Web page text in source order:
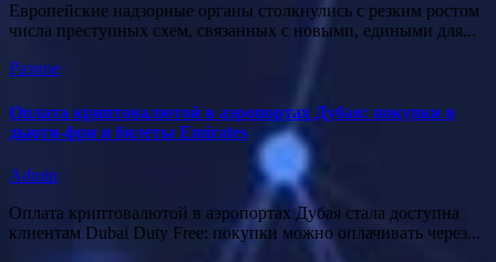
Европейские надзорные органы столкнулись с резким ростом
числа преступных схем, связанных с новыми, едиными для...
Разное
Оплата криптовалютой в аэропортах Дубая: покупки в
дьюти-фри и билеты Emirates
Admin
Оплата криптовалютой в аэропортах Дубая стала доступна
клиентам Dubai Duty Free: покупки можно оплачивать через...